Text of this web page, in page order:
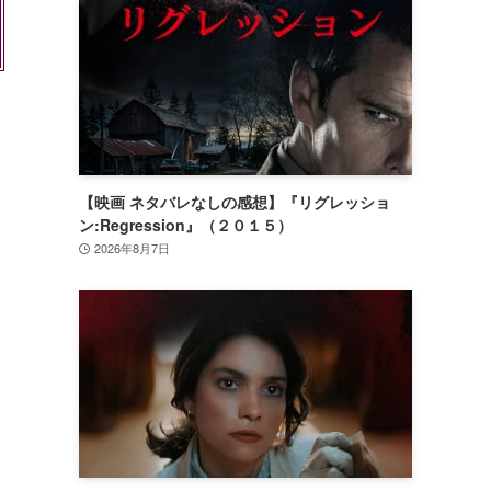
【映画 ネタバレなしの感想】『リグレッショ
ン:Regression』（２０１５）
2026年8月7日